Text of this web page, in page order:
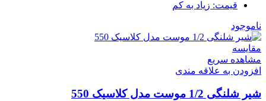
قیمت: زیاد به کم
ناموجود
مقایسه
مشاهده سریع
افزودن به علاقه مندی
شیر شلنگی 1/2 موست مدل کلاسیک 550